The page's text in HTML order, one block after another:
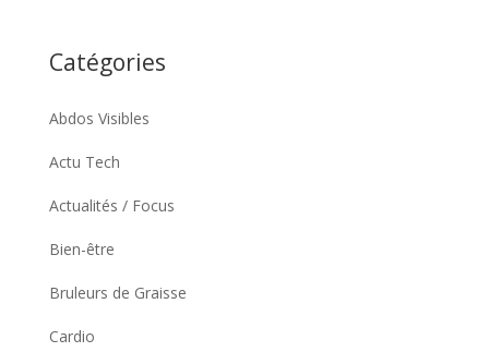
Catégories
Abdos Visibles
Actu Tech
Actualités / Focus
Bien-être
Bruleurs de Graisse
Cardio